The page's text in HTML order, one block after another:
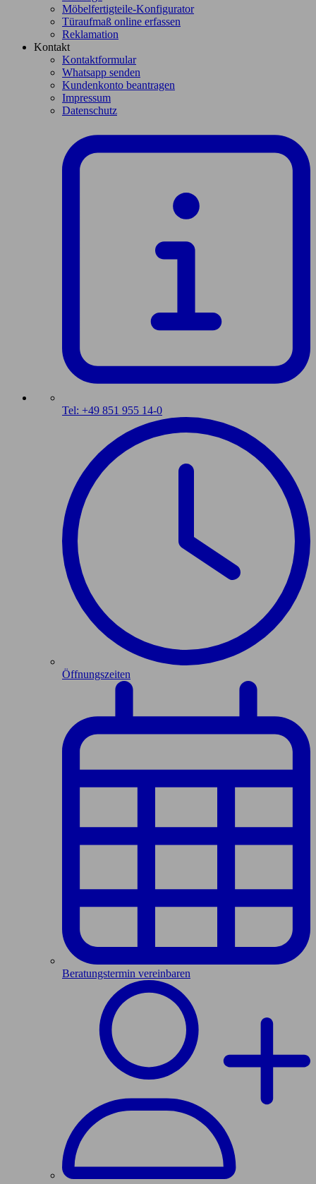
Möbelfertigteile-Konfigurator
Türaufmaß online erfassen
Reklamation
Kontakt
Kontaktformular
Whatsapp senden
Kundenkonto beantragen
Impressum
Datenschutz
Tel: +49 851 955 14-0
Öffnungszeiten
Beratungstermin vereinbaren